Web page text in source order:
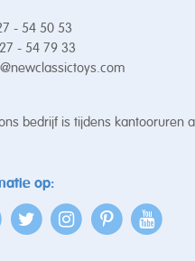
- 54 50 53
- 54 79 33
bedrijf is tijdens kantooruren
op: